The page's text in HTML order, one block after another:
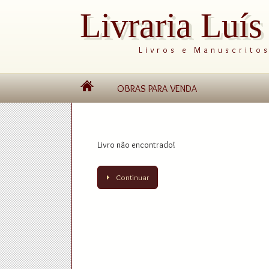
Livraria
Livros e
OBRAS PARA VENDA
Livro não encontrado!
Continuar